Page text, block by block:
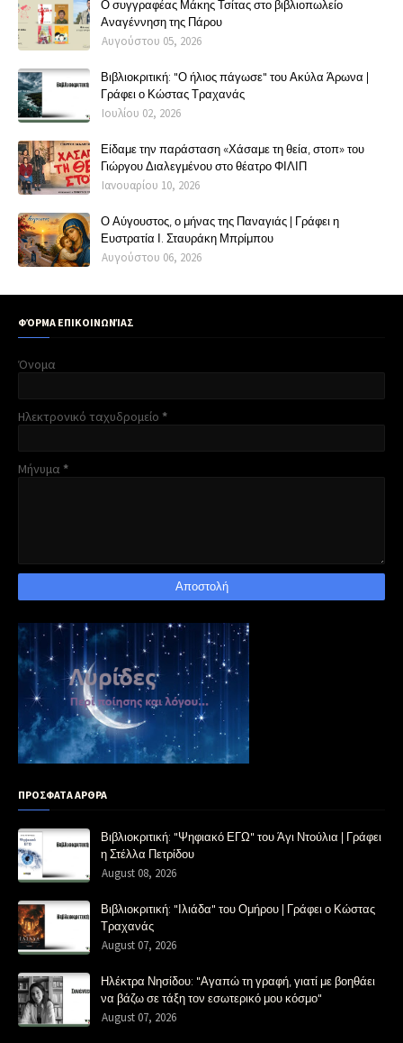
Ο συγγραφέας Μάκης Τσίτας στο βιβλιοπωλείο
Αναγέννηση της Πάρου
Αυγούστου 05, 2026
Βιβλιοκριτική: "Ο ήλιος πάγωσε" του Ακύλα Άρωνα |
Γράφει ο Κώστας Τραχανάς
Ιουλίου 02, 2026
Είδαμε την παράσταση «Χάσαμε τη θεία, στοπ» του
Γιώργου Διαλεγμένου στο θέατρο ΦΙΛΙΠ
Ιανουαρίου 10, 2026
Ο Αύγουστος, ο μήνας της Παναγιάς | Γράφει η
Ευστρατία Ι. Σταυράκη Μπρίμπου
Αυγούστου 06, 2026
ΦΌΡΜΑ ΕΠΙΚΟΙΝΩΝΊΑΣ
Όνομα
Ηλεκτρονικό ταχυδρομείο *
Μήνυμα *
ΠΡΟΣΦΑΤΑ ΑΡΘΡΑ
Βιβλιοκριτική: "Ψηφιακό ΕΓΩ" του Άγι Ντούλια | Γράφει
η Στέλλα Πετρίδου
August 08, 2026
Βιβλιοκριτική: "Ιλιάδα" του Ομήρου | Γράφει ο Κώστας
Τραχανάς
August 07, 2026
Ηλέκτρα Νησίδου: "Αγαπώ τη γραφή, γιατί με βοηθάει
να βάζω σε τάξη τον εσωτερικό μου κόσμο"
August 07, 2026